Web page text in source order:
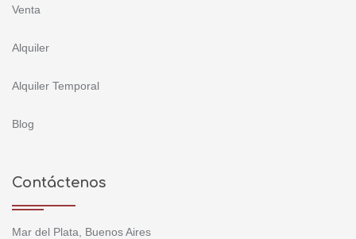
Venta
Alquiler
Alquiler Temporal
Blog
Contáctenos
Mar del Plata, Buenos Aires